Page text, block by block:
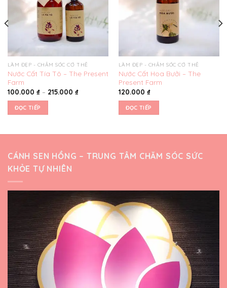
LÀM ĐẸP - CHĂM SÓC CƠ THỂ
Nước Cất Tía Tô – The Present
Farm
100.000 ₫– 215.000 ₫
ĐỌC TIẾP
LÀM ĐẸP - CHĂM SÓC CƠ THỂ
Nước Cất Hoa Bưởi – The
Present Farm
120.000 ₫
ĐỌC TIẾP
CÁNH SEN HỒNG – TRUNG TÂM CHĂM SÓC SỨC
KHỎE TỰ NHIÊN